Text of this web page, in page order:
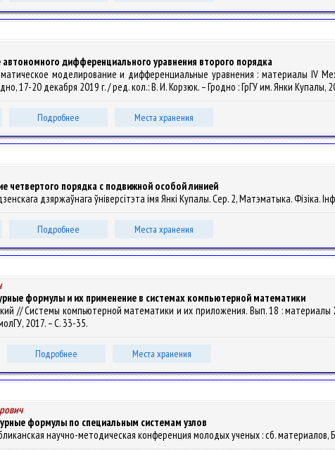
дифференциального уравнения второго порядка
моделирование и дифференциальные уравнения : материалы IV
17-20 декабря 2019 г. / ред. кол.: В. И. Корзюк. – Гродно : ГрГУ им. Янки Купалы,
Подробнее Места хранения
четвертого порядка с подвижной особой линией
дзяржаўнага ўніверсітэта імя Янкі Купалы. Сер. 2, Матэматыка. Фізіка.
Подробнее Места хранения
формулы и их применение в системах компьютерной математики
// Системы компьютерной математики и их приложения. Вып. 18 :
2017. – С. 33-35.
Подробнее Места хранения
формулы по специальным системам узлов
научно-методическая конференция молодых ученых : сб. материалов,